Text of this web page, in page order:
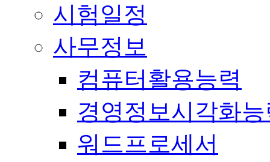
시험일정
사무정보
컴퓨터활용능력
경영정보시각화
워드프로세서